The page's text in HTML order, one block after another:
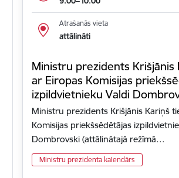
Atrašanās vieta
attālināti
Ministru prezidents Krišjānis
ar Eiropas Komisijas
izpildvietnieku Valdi
Ministru prezidents Krišjānis Kariņš
Komisijas priekšsēdētājas
Dombrovski (attālinātajā režīmā…
Ministru prezidenta kalendārs